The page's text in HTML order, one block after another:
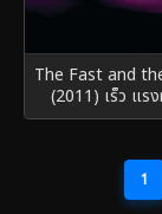
The Fast and
(2011) เร็ว แร
1